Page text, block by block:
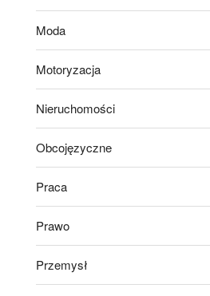
Moda
Motoryzacja
Nieruchomości
Obcojęzyczne
Praca
Prawo
Przemysł